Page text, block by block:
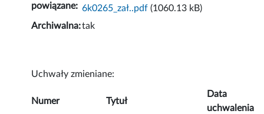
powiązane: 6k0265_zał..pdf (1060.13 kB)
Archiwalna:tak
Uchwały zmieniane:
Numer Tytuł
Data
uchwalenia